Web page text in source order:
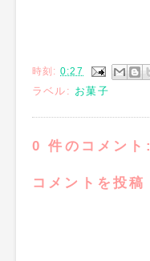
時刻: 0:27
ラベル: お菓子
0 件のコメント:
コメントを投稿